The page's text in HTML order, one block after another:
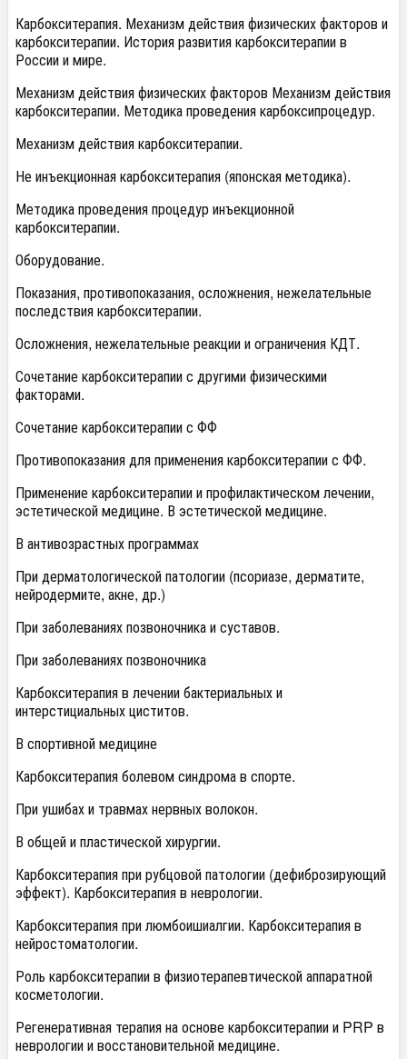
Карбокситерапия. Механизм действия физических факторов и
карбокситерапии. История развития карбокситерапии в
России и мире.
Механизм действия физических факторов Механизм действия
карбокситерапии. Методика проведения карбоксипроцедур.
Механизм действия карбокситерапии.
Не инъекционная карбокситерапия (японская методика).
Методика проведения процедур инъекционной
карбокситерапии.
Оборудование.
Показания, противопоказания, осложнения, нежелательные
последствия карбокситерапии.
Осложнения, нежелательные реакции и ограничения КДТ.
Сочетание карбокситерапии с другими физическими
факторами.
Сочетание карбокситерапии с ФФ
Противопоказания для применения карбокситерапии с ФФ.
Применение карбокситерапии и профилактическом лечении,
эстетической медицине. В эстетической медицине.
В антивозрастных программах
При дерматологической патологии (псориазе, дерматите,
нейродермите, акне, др.)
При заболеваниях позвоночника и суставов.
При заболеваниях позвоночника
Карбокситерапия в лечении бактериальных и
интерстициальных циститов.
В спортивной медицине
Карбокситерапия болевом синдрома в спорте.
При ушибах и травмах нервных волокон.
В общей и пластической хирургии.
Карбокситерапия при рубцовой патологии (дефиброзирующий
эффект). Карбокситерапия в неврологии.
Карбокситерапия при люмбоишиалгии. Карбокситерапия в
нейростоматологии.
Роль карбокситерапии в физиотерапевтической аппаратной
косметологии.
Регенеративная терапия на основе карбокситерапии и PRP в
неврологии и восстановительной медицине.